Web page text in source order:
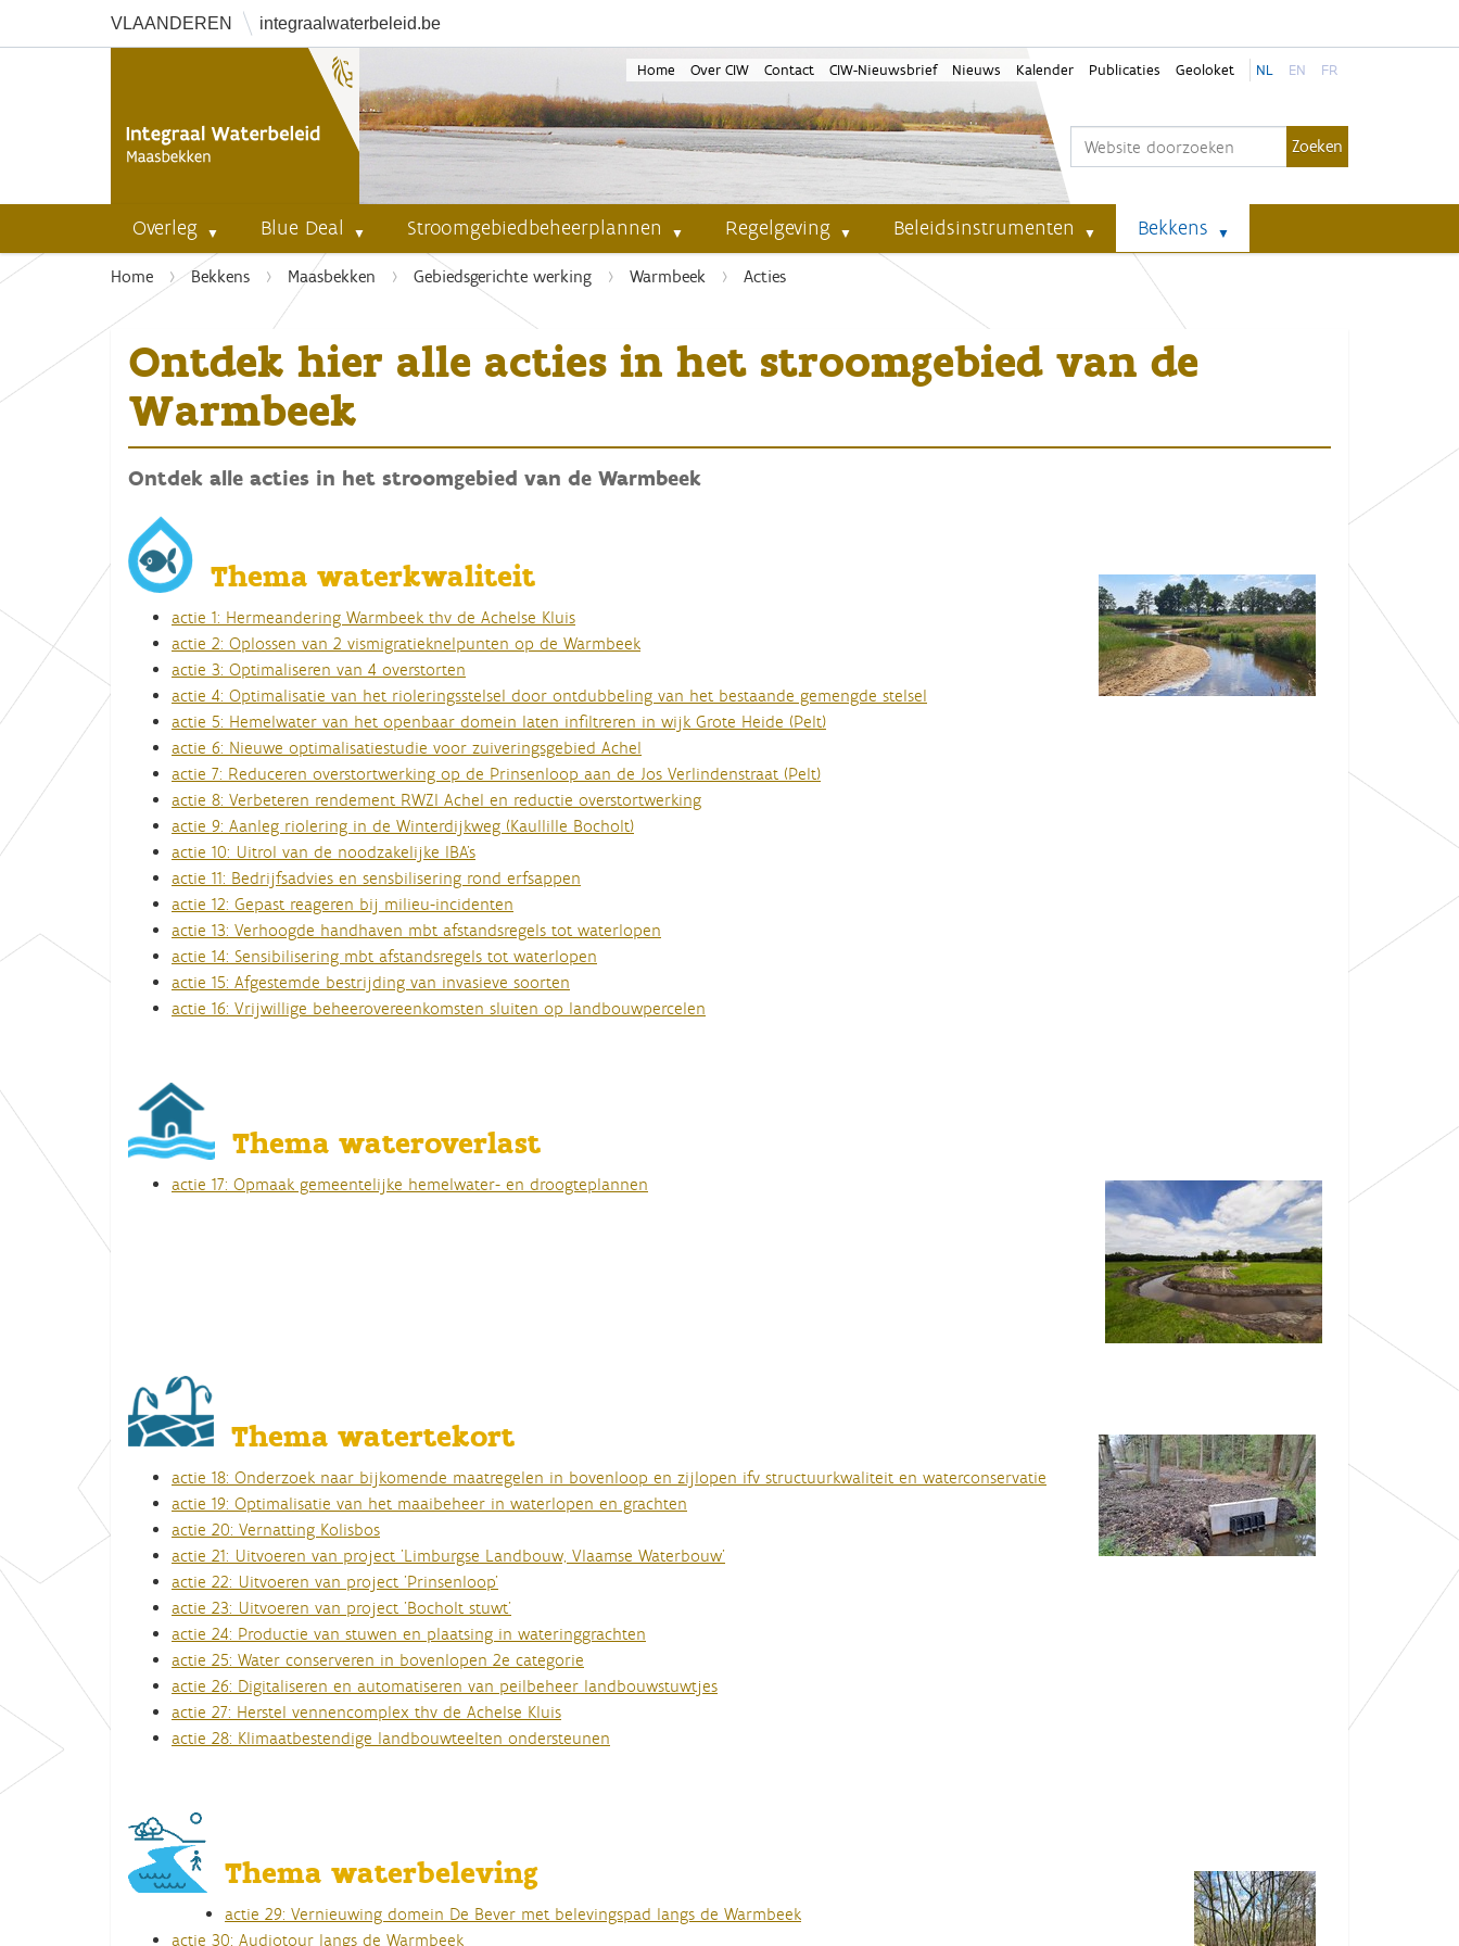
VLAANDEREN integraalwaterbeleid.be
Home Over CIW Contact CIW-Nieuwsbrief Nieuws Kalender Publicaties Geoloket NL EN FR
Overleg Blue Deal Stroomgebiedbeheerplannen Regelgeving Beleidsinstrumenten Bekkens
U
e
Home Bekkens Maasbekken Gebiedsgerichte werking Warmbeek Acties
Ontdek hier alle acties in het stroomgebied van de
Warmbeek
Ontdek alle acties in het stroomgebied van de Warmbeek
Thema waterkwaliteit
actie 1: Hermeandering Warmbeek thv de Achelse Kluis
actie 2: Oplossen van 2 vismigratieknelpunten op de Warmbeek
actie 3: Optimaliseren van 4 overstorten
actie 4: Optimalisatie van het rioleringsstelsel door ontdubbeling van het bestaande gemengde stelsel
actie 5: Hemelwater van het openbaar domein laten infiltreren in wijk Grote Heide (Pelt)
actie 6: Nieuwe optimalisatiestudie voor zuiveringsgebied Achel
actie 7: Reduceren overstortwerking op de Prinsenloop aan de Jos Verlindenstraat (Pelt)
actie 8: Verbeteren rendement RWZI Achel en reductie overstortwerking
actie 9: Aanleg riolering in de Winterdijkweg (Kaullille Bocholt)
actie 10: Uitrol van de noodzakelijke IBA's
actie 11: Bedrijfsadvies en sensbilisering rond erfsappen
actie 12: Gepast reageren bij milieu-incidenten
actie 13: Verhoogde handhaven mbt afstandsregels tot waterlopen
actie 14: Sensibilisering mbt afstandsregels tot waterlopen
actie 15: Afgestemde bestrijding van invasieve soorten
actie 16: Vrijwillige beheerovereenkomsten sluiten op landbouwpercelen
Thema wateroverlast
actie 17: Opmaak gemeentelijke hemelwater- en droogteplannen
Thema watertekort
actie 18: Onderzoek naar bijkomende maatregelen in bovenloop en zijlopen ifv structuurkwaliteit en waterconservatie
actie 19: Optimalisatie van het maaibeheer in waterlopen en grachten
actie 20: Vernatting Kolisbos
actie 21: Uitvoeren van project 'Limburgse Landbouw, Vlaamse Waterbouw'
actie 22: Uitvoeren van project 'Prinsenloop'
actie 23: Uitvoeren van project 'Bocholt stuwt'
actie 24: Productie van stuwen en plaatsing in wateringgrachten
actie 25: Water conserveren in bovenlopen 2e categorie
actie 26: Digitaliseren en automatiseren van peilbeheer landbouwstuwtjes
actie 27: Herstel vennencomplex thv de Achelse Kluis
actie 28: Klimaatbestendige landbouwteelten ondersteunen
Thema waterbeleving
actie 29: Vernieuwing domein De Bever met belevingspad langs de Warmbeek
actie 30: Audiotour langs de Warmbeek